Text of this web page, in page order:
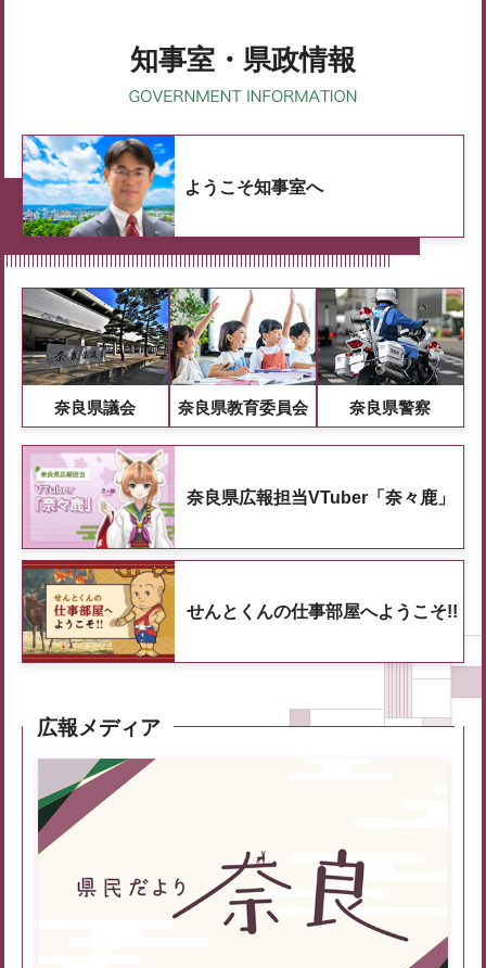
知事室・県政情報
ようこそ知事室へ
奈良県議会 奈良県教育委員会 奈良県警察
奈良県広報担当VTuber「奈々鹿」
せんとくんの仕事部屋へようこそ!!
広報メディア